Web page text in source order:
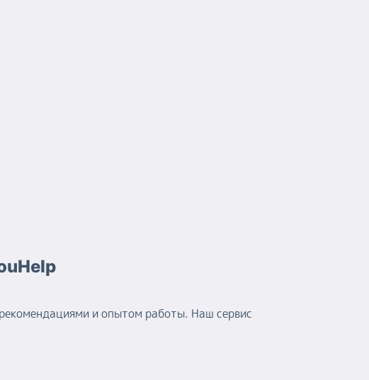
и опытом работы. Наш сервис